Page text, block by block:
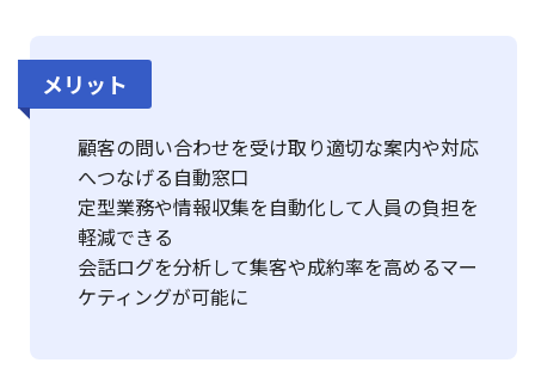
メリット
顧客の問い合わせを受け取り適切な案内や対応
へつなげる自動窓口
定型業務や情報収集を自動化して人員の負担を
軽減できる
会話ログを分析して集客や成約率を高めるマー
ケティングが可能に